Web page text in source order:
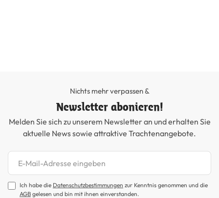
Nichts mehr verpassen &
Newsletter abonieren!
Melden Sie sich zu unserem Newsletter an und erhalten Sie
aktuelle News sowie attraktive Trachtenangebote.
Newsletter abonnieren
Ich habe die Datenschutzbestimmungen zur Kenntnis genommen und die
AGB gelesen und bin mit ihnen einverstanden.